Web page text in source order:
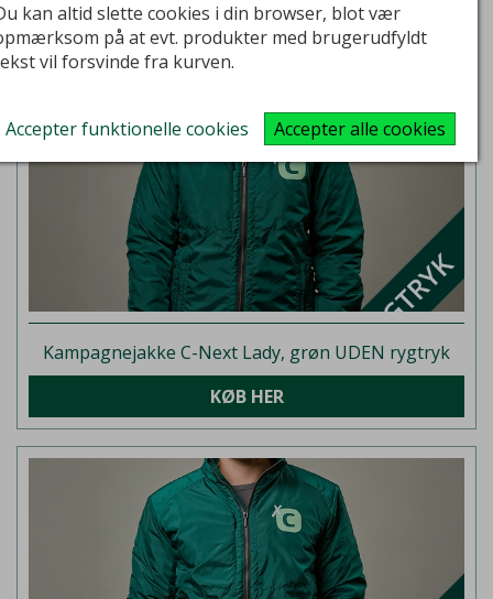
KØB HER
Kampagnejakke C-Next Lady, grøn UDEN rygtryk
KØB HER
kan altid slette cookies i din browser, blot vær
på at evt. produkter med brugerudfyldt
vil forsvinde fra kurven.
Accepter funktionelle cookies Accepter alle cookies